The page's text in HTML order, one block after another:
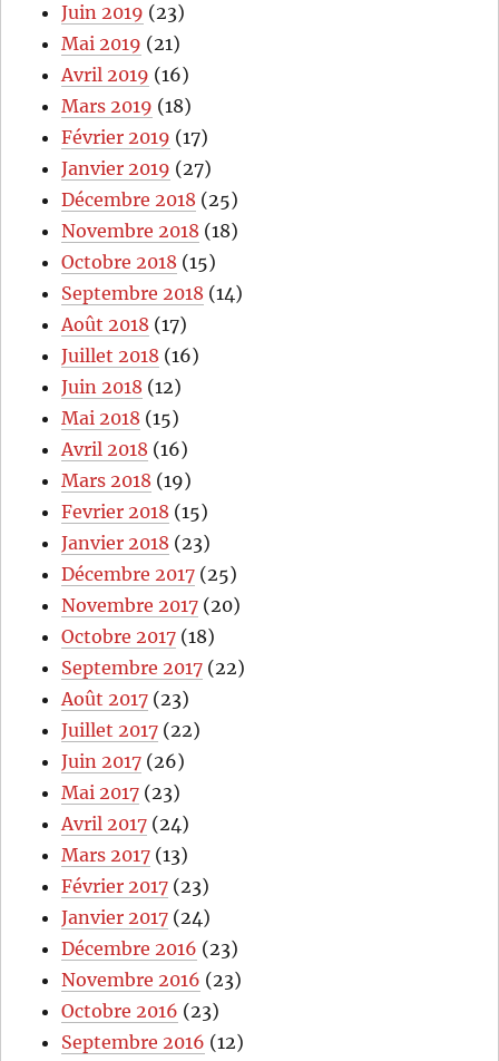
Juin 2019 (23)
Mai 2019 (21)
Avril 2019 (16)
Mars 2019 (18)
Février 2019 (17)
Janvier 2019 (27)
Décembre 2018 (25)
Novembre 2018 (18)
Octobre 2018 (15)
Septembre 2018 (14)
Août 2018 (17)
Juillet 2018 (16)
Juin 2018 (12)
Mai 2018 (15)
Avril 2018 (16)
Mars 2018 (19)
Fevrier 2018 (15)
Janvier 2018 (23)
Décembre 2017 (25)
Novembre 2017 (20)
Octobre 2017 (18)
Septembre 2017 (22)
Août 2017 (23)
Juillet 2017 (22)
Juin 2017 (26)
Mai 2017 (23)
Avril 2017 (24)
Mars 2017 (13)
Février 2017 (23)
Janvier 2017 (24)
Décembre 2016 (23)
Novembre 2016 (23)
Octobre 2016 (23)
Septembre 2016 (12)